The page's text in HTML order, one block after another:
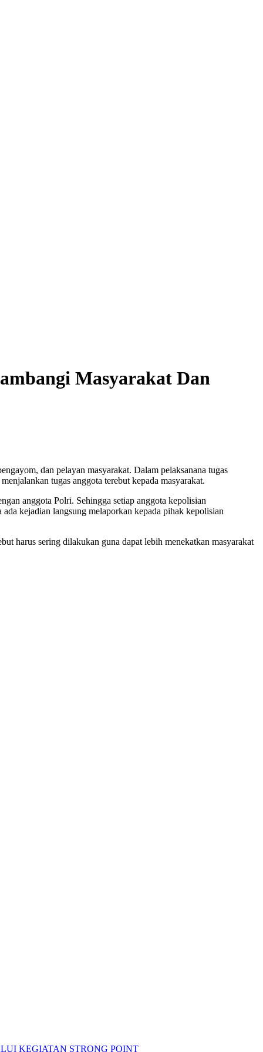
Masyarakat Dan
dan pelayan masyarakat. Dalam pelaksanana tugas
tugas anggota terebut kepada masyarakat.
anggota Polri. Sehingga setiap anggota kepolisian
kejadian langsung melaporkan kepada pihak kepolisian
harus sering dilakukan guna dapat lebih menekatkan masyarakat
KEGIATAN STRONG POINT